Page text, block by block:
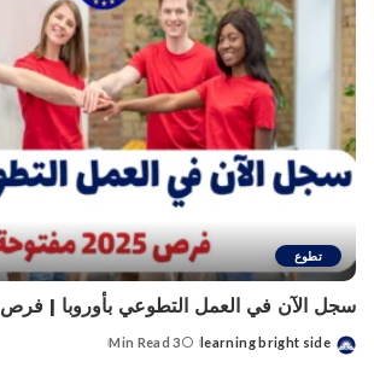
تطوع
سجل الآن في العمل التطوعي بأوروبا | فرص 2025 مفتوحة
Posted
learning bright side
3 Min Read